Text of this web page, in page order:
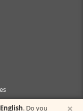
. Do you